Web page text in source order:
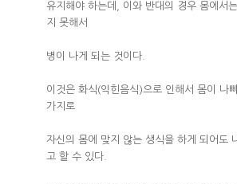
유지해야 하는데, 이와 반대의 경우 몸에서
지 못해서
병이 나게 되는 것이다.
이것은 화식(익힌음식)으로 인해서 몸이 나
가지로
자신의 몸에 맞지 않는 생식을 하게 되어도
고 할 수 있다.